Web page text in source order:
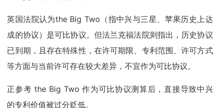
英国法院认为the Big Two（指中兴与三星、苹果历史上达
成的协议）是可比协议。但法兰克福法院则指出，历史协议
已到期，且存在特殊性，在许可期限、专利范围、许可方式
等方面与当前许可存在较大差异，不宜作为可比协议。
正参考 the Big Two 作为可比协议测算后，直接导致中兴
的专利价值被过分贬低。